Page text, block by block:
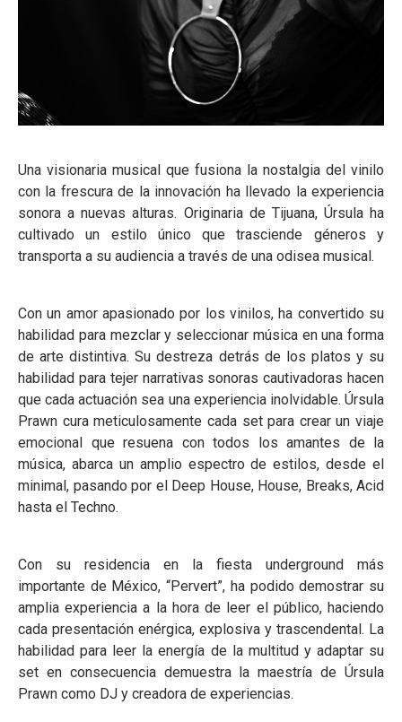
Una visionaria musical que fusiona la nostalgia del vinilo
con la frescura de la innovación ha llevado la experiencia
sonora a nuevas alturas. Originaria de Tijuana, Úrsula ha
cultivado un estilo único que trasciende géneros y
transporta a su audiencia a través de una odisea musical.
Con un amor apasionado por los vinilos, ha convertido su
habilidad para mezclar y seleccionar música en una forma
de arte distintiva. Su destreza detrás de los platos y su
habilidad para tejer narrativas sonoras cautivadoras hacen
que cada actuación sea una experiencia inolvidable. Úrsula
Prawn cura meticulosamente cada set para crear un viaje
emocional que resuena con todos los amantes de la
música, abarca un amplio espectro de estilos, desde el
minimal, pasando por el Deep House, House, Breaks, Acid
hasta el Techno.
Con su residencia en la fiesta underground más
importante de México, “Pervert”, ha podido demostrar su
amplia experiencia a la hora de leer el público, haciendo
cada presentación enérgica, explosiva y trascendental. La
habilidad para leer la energía de la multitud y adaptar su
set en consecuencia demuestra la maestría de Úrsula
Prawn como DJ y creadora de experiencias.